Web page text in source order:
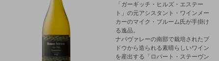
「ガーギッチ・ヒルズ・エステー
ト」の元アシスタント・ワインメー
カーのマイク・ブルーム氏が手掛け
る逸品。
ナパヴァレーの南部で栽培されたブ
ドウから造られる素晴らしいワイン
を産出する「ロバート・ステーヴン